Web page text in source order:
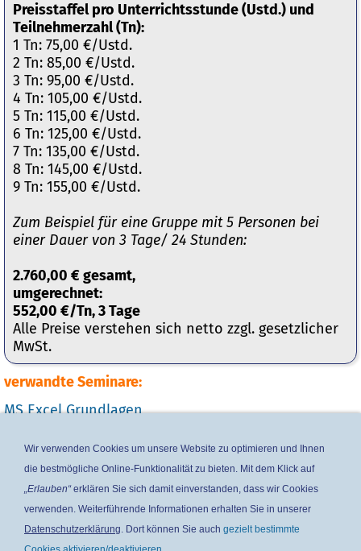
Preisstaffel pro Unterrichtsstunde (Ustd.) und
Teilnehmerzahl (Tn):
1 Tn: 75,00 €/Ustd.
2 Tn: 85,00 €/Ustd.
3 Tn: 95,00 €/Ustd.
4 Tn: 105,00 €/Ustd.
5 Tn: 115,00 €/Ustd.
6 Tn: 125,00 €/Ustd.
7 Tn: 135,00 €/Ustd.
8 Tn: 145,00 €/Ustd.
9 Tn: 155,00 €/Ustd.
Zum Beispiel für eine Gruppe mit 5 Personen bei
einer Dauer von 3 Tage/ 24 Stunden:
2.760,00 € gesamt,
umgerechnet:
552,00 €/Tn, 3 Tage
Alle Preise verstehen sich netto zzgl. gesetzlicher
MwSt.
verwandte Seminare:
MS Excel Grundlagen
MS Excel Pivot / Datenanalyse
MS Excel PowerPivot
MS Excel Formeln & Funktionen
Wir verwenden Cookies um unsere Website zu optimieren und Ihnen
die bestmögliche Online-Funktionalität zu bieten. Mit dem Klick auf
„Erlauben“erklären Sie sich damit einverstanden, dass wir Cookies
verwenden. Weiterführende Informationen erhalten Sie in unserer
Datenschutzerklärung. Dort können Sie auch gezielt bestimmte